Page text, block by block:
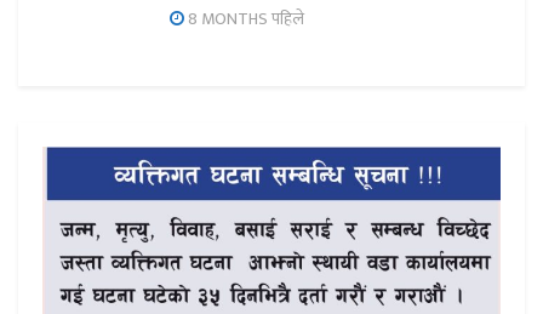
8 MONTHS पहिले